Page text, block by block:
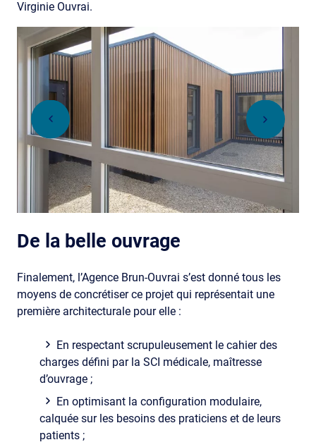
Virginie Ouvrai.
De la belle ouvrage
Finalement, l’Agence Brun-Ouvrai s’est donné tous les
moyens de concrétiser ce projet qui représentait une
première architecturale pour elle :
En respectant scrupuleusement le cahier des
charges défini par la SCI médicale, maîtresse
d’ouvrage ;
En optimisant la configuration modulaire,
calquée sur les besoins des praticiens et de leurs
patients ;